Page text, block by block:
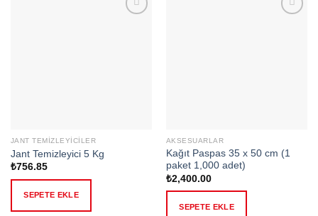
JANT TEMIZLEYICILER
Jant Temizleyici 5 Kg
₺756.85
SEPETE EKLE
AKSESUARLAR
Kağıt Paspas 35 x 50 cm (1
paket 1,000 adet)
₺2,400.00
SEPETE EKLE